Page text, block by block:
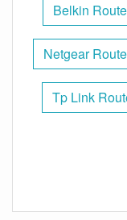
Belkin
Netgear
Tp Link